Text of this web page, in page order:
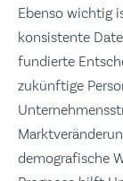
Ebenso wichtig
konsistente
fundierte
zukünftige
demografische